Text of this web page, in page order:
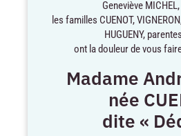
Geneviève
les familles CUENOT,
HUGUENY,
ont la douleur de vous
Madame
née
dite «